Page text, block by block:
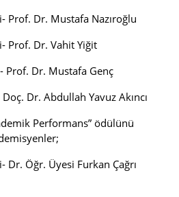
Prof. Dr. Mustafa Nazıroğlu
Prof. Dr. Vahit Yiğit
Prof. Dr. Mustafa Genç
Dr. Abdullah Yavuz Akıncı
Performans” ödülünü
Dr. Öğr. Üyesi Furkan Çağrı